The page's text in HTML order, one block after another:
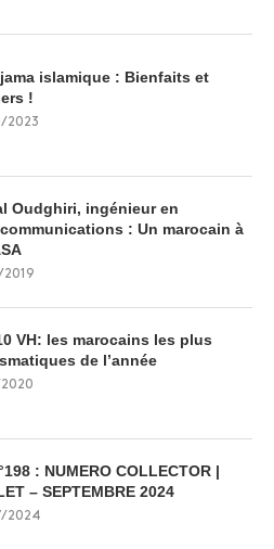
islamique : Bienfaits et
!
2023
Oudghiri, ingénieur en
: Un marocain à
VH: les marocains les plus
de l’année
: NUMERO COLLECTOR |
– SEPTEMBRE 2024
2024